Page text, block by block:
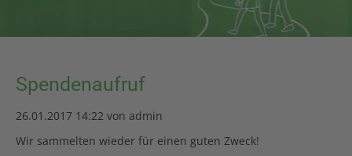
Spendenaufruf
26.01.2017 14:22 von admin
Wir sammelten wieder für einen guten Zweck!